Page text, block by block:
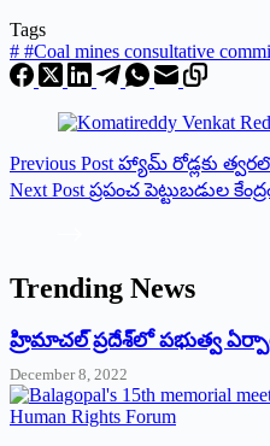
Tags
# #Coal mines consultative
Previous Post హ్యామ్‌ రోడ్లకు త్వరలో
Next Post ప్రపంచ పెట్టుబడుల
Trending News
‌హ్రిమాచల్‌ ‌ప్రదేశ్‌లో పభుత్వ
December 8, 2022